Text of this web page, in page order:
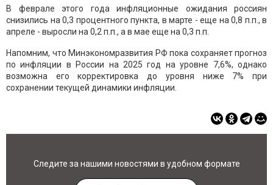
В феврале этого года инфляционные ожидания россиян
снизились на 0,3 процентного пункта, в марте - еще на 0,8 п.п., в
апреле - выросли на 0,2 п.п., а в мае еще на 0,3 п.п.
Напомним, что Минэкономразвития РФ пока сохраняет прогноз
по инфляции в России на 2025 год на уровне 7,6%, однако
возможна его корректировка до уровня ниже 7% при
сохранении текущей динамики инфляции.
Следите за нашими новостями в удобном формате